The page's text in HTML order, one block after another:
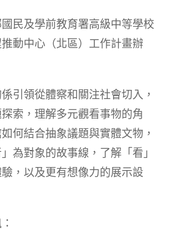
民及學前教育署高級中等學校
動中心（北區）工作計畫辦
引領從體察和關注社會切入，
索，理解多元觀看事物的角
何結合抽象議題與實體文物，
為對象的故事線，了解「看」
，以及更有想像力的展示設